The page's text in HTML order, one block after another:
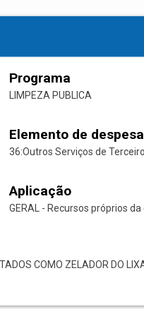
Programa
LIMPEZA PUBLICA
Elemento de despesa
36:Outros Serviços de
Aplicação
GERAL - Recursos próprios
COMO ZELADOR DO